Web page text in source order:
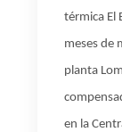
térmica El
meses de
planta
en la